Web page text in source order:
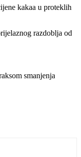
kakaa u proteklih
razdoblja od
smanjenja